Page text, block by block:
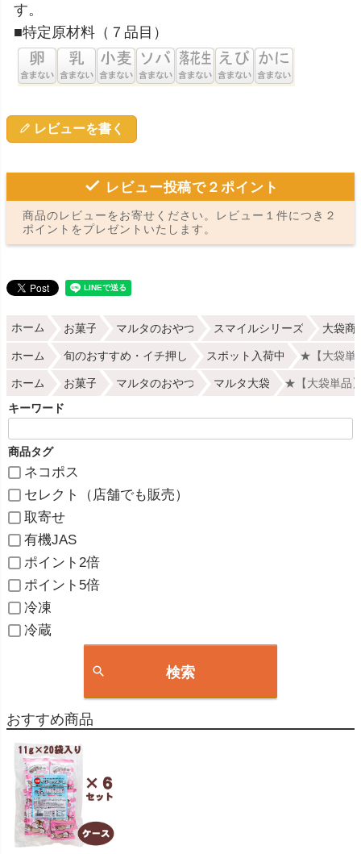
す。
■特定原材料（７品目）
レビューを書く
レビュー投稿で２ポイント
商品のレビューをお寄せください。レビュー１件につき２
ポイントをプレゼントいたします。
ホーム お菓子 マルタのおやつ スマイルシリーズ 大袋商
ホーム 旬のおすすめ・イチ押し スポット入荷中 ★【大袋単
ホーム お菓子 マルタのおやつ マルタ大袋 ★【大袋単品
キーワード
商品タグ
ネコポス
セレクト（店舗でも販売）
取寄せ
有機JAS
ポイント2倍
ポイント5倍
冷凍
冷蔵
検索
おすすめ商品